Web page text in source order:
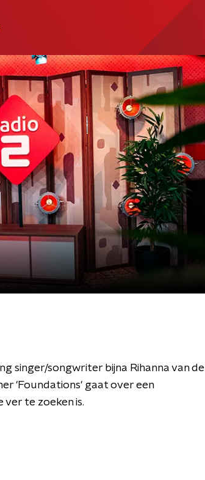
singer/songwriter bijna Rihanna van de
'Foundations' gaat over een
te zoeken is.